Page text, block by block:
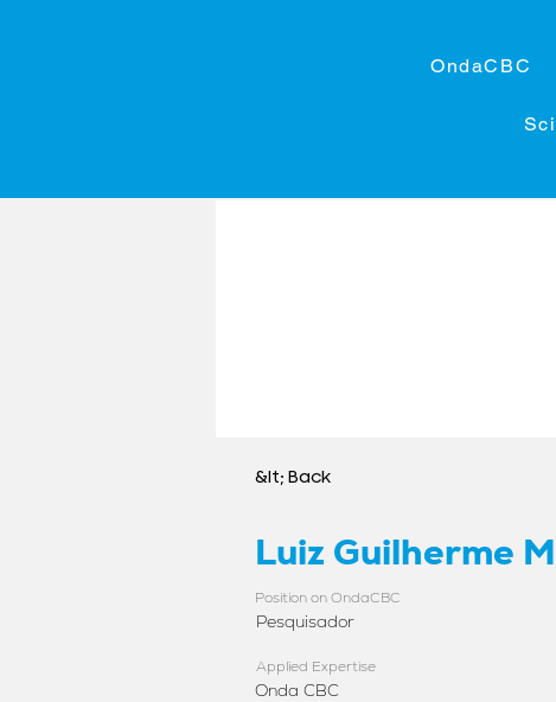
OndaCBC
&lt; Back
Luiz Guilherme
Position on OndaCBC
Pesquisador
Applied Expertise
Onda CBC